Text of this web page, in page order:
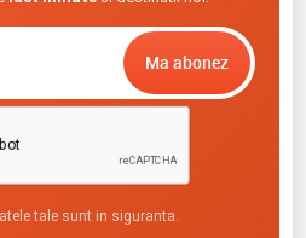
tale sunt in siguranta.